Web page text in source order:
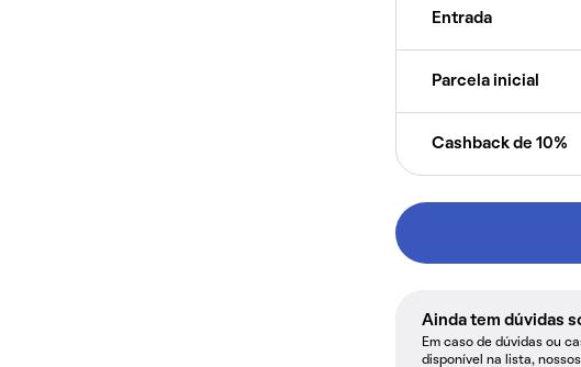
Entrada
Parcela inicial
Cashback de 10%
Ainda tem dúvidas
Em caso de dúvidas ou
disponível na lista,